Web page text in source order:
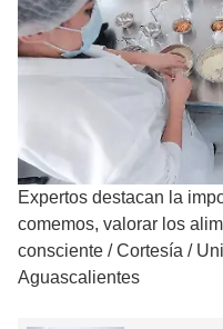
Expertos destacan la
comemos, valorar los
consciente /Cortesía /
Aguascalientes